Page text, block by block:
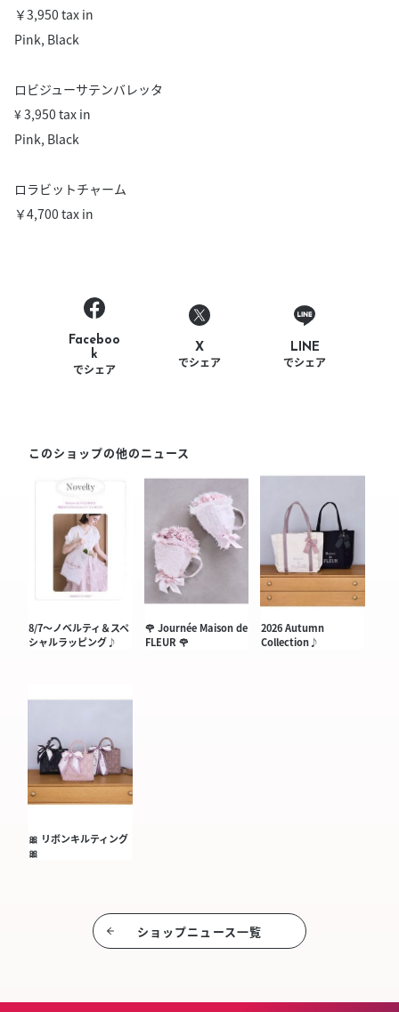
￥3,950 tax in
Pink, Black
ロビジューサテンバレッタ
¥ 3,950 tax in
Pink, Black
ロラビットチャーム
￥4,700 tax in
Faceboo
k
でシェア
X
でシェア
LINE
でシェア
このショップの他のニュース
8/7〜ノベルティ＆スペ
シャルラッピング♪
🌹 Journée Maison de
FLEUR 🌹
2026 Autumn
Collection♪
🎀 リボンキルティング
🎀
ショップニュース⼀覧